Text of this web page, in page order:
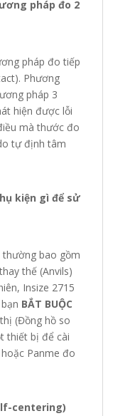
pháp đo 2
pháp đo tiếp
Phương
pháp 3
hiện được lỗi
mà thước đo
tự định tâm
kiện gì để sử
thường bao gồm
thế (Anvils)
Insize 2715
BẮT BUỘC
(Đồng hồ so
thiết bị để cài
Panme đo
centering)